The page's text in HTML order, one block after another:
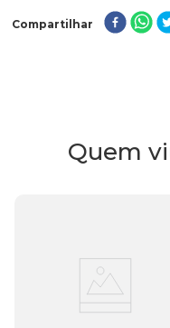
Compartilhar
Quem